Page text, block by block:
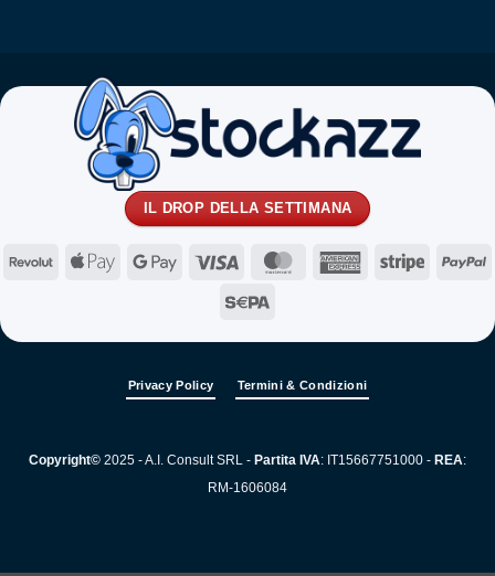
IL DROP DELLA SETTIMANA
RevolutApple
Google
Visa MasterCardAmericanStripe
Privacy Policy Termini & Condizioni
Copyright© 2025 - A.I. Consult SRL - Partita IVA: IT15667751000 - REA:
RM-1606084